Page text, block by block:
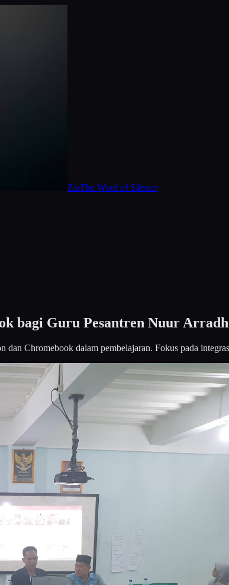
ZiaThe Word of Silence
bagi Guru Pesantren Nuur
Chromebook dalam pembelajaran. Fokus pada